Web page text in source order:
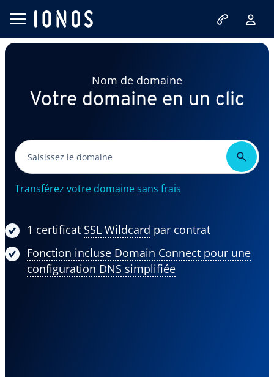
Nom de domaine
Votre domaine en un clic
Transférez votre domaine sans frais
1 certificat SSL Wildcard par contrat
Fonction incluse Domain Connect pour une
configuration DNS simplifiée